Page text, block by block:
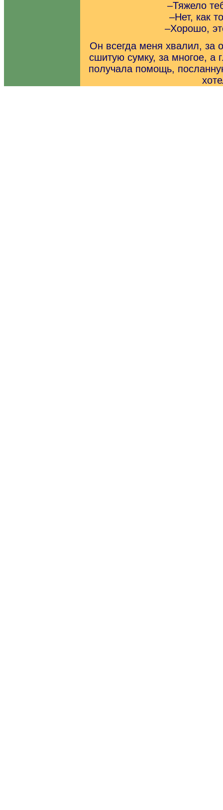
–Тяжело
–Нет, как
–Хорошо,
Он всегда меня хвалил, за
сшитую сумку, за многое, а
получала помощь,